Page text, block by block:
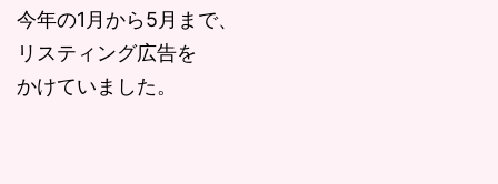
今年の1月から5月まで、
リスティング広告を
かけていました。